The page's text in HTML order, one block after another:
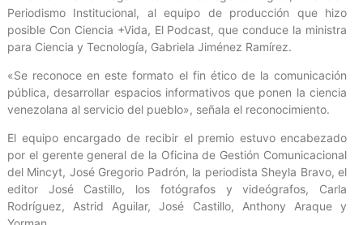
Periodismo Institucional, al equipo de producción que hizo
posible Con Ciencia +Vida, El Podcast, que conduce la ministra
para Ciencia y Tecnología, Gabriela Jiménez Ramírez.
«Se reconoce en este formato el fin ético de la comunicación
pública, desarrollar espacios informativos que ponen la ciencia
venezolana al servicio del pueblo», señala el reconocimiento.
El equipo encargado de recibir el premio estuvo encabezado
por el gerente general de la Oficina de Gestión Comunicacional
del Mincyt, José Gregorio Padrón, la periodista Sheyla Bravo, el
editor José Castillo, los fotógrafos y videógrafos, Carla
Rodríguez, Astrid Aguilar, José Castillo, Anthony Araque y